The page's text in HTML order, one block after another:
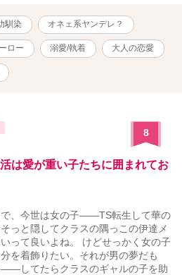
癖を詰め込んだ三人称一元視点習作
借りし、SS表紙メーカー様にて加工
馴染 オネェ系ヤンデレ？
ロー 溺愛/執着 大人の恋愛
8
は愛が重い子たちに囲まれてお
、今世は女の子――TS転生して華の
っと隠してクラスの隅っこの伊達メ
って良いよね。 けどせっかく女の子
を着飾りたい。それが男の夢だも
――してたらクラスのギャルの子を助